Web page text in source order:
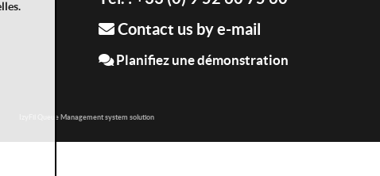
Contact us by e-mail
Planifiez une démonstration
IzyFil Queue Management system solution